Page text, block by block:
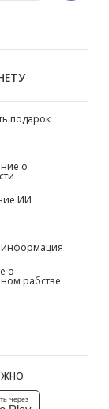
подарок
о
ИИ
информация
о
рабстве
через